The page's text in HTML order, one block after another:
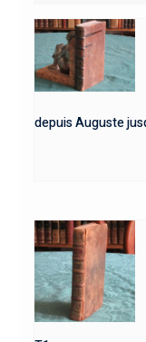
depuis Auguste